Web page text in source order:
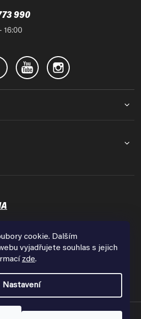
cookie. Dalším
vyjadřujete souhlas s jejich
zde.
Nastavení
990
16:00